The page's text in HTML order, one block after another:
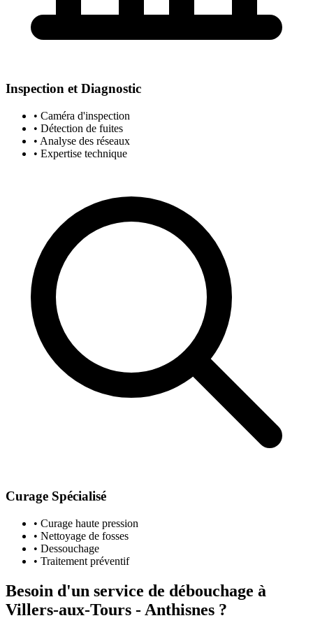
Inspection et Diagnostic
• Caméra d'inspection
• Détection de fuites
• Analyse des réseaux
• Expertise technique
Curage Spécialisé
• Curage haute pression
• Nettoyage de fosses
• Dessouchage
• Traitement préventif
Besoin d'un service de débouchage à
Villers-aux-Tours - Anthisnes ?